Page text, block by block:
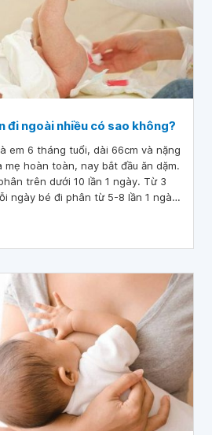
đi ngoài nhiều có sao không?
em 6 tháng tuổi, dài 66cm và nặng
mẹ hoàn toàn, nay bắt đầu ăn dặm.
trên dưới 10 lần 1 ngày. Từ 3
ngày bé đi phân từ 5-8 lần 1 ngày.
vài ngày bé lại chuyển màu vàng
mỗi ngày chỉ đi 1 lần. Em rất
Mong bác sĩ giải đáp giúp. Em xin